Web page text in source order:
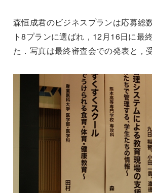
森恒成君のビジネスプランは応募総
ト8プランに選ばれ，12月16日に最
た．写真は最終審査会での発表と，